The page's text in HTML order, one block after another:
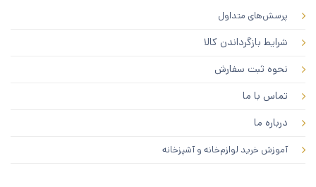
پرسش‌های متداول
شرایط بازگرداندن کالا
نحوه ثبت سفارش
تماس با ما
درباره ما
آموزش خرید لوازم‌خانه و آشپزخانه